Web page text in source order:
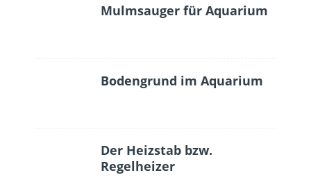
Mulmsauger für Aquarium
Bodengrund im Aquarium
Der Heizstab bzw.
Regelheizer